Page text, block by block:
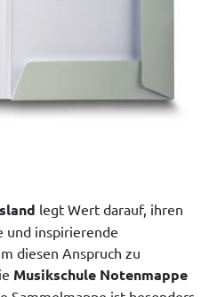
legt Wert darauf, ihren
und inspirierende
diesen Anspruch zu
Musikschule Notenmappe